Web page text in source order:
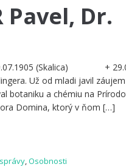
Pavel, Dr.
(Skalica) +
Už od mladi javil
botaniku a chémiu na
Domina, ktorý v ňom […]
,Osobnosti